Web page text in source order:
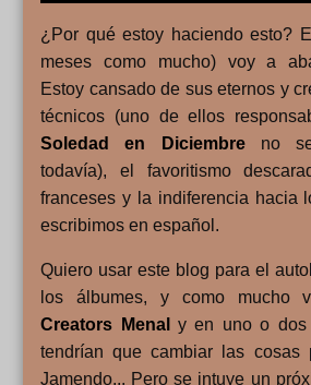
¿Por qué estoy haciendo esto?
meses como mucho) voy a
Estoy cansado de sus eternos y
técnicos (uno de ellos
Soledad en Diciembreno se
todavía), el favoritismo
franceses y la indiferencia hacia
escribimos en español.
Quiero usar este blog para el
los álbumes, y como mucho
Creators Menal
y en uno o dos
tendrían que cambiar las cosas
Jamendo... Pero se intuye un